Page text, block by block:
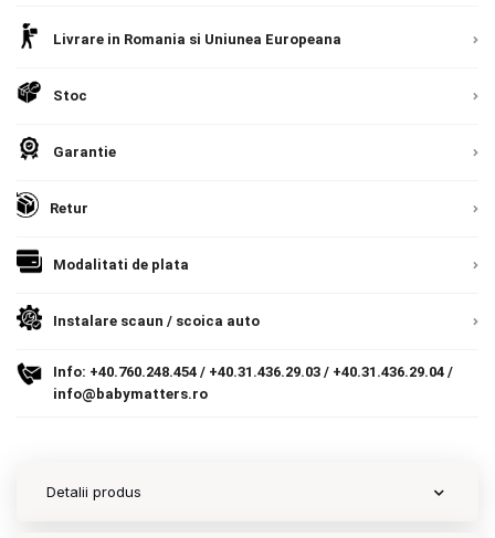
Livrare in Romania si Uniunea Europeana
Stoc
Garantie
Retur
Modalitati de plata
Instalare scaun / scoica auto
Info: +40.760.248.454 / +40.31.436.29.03 / +40.31.436.29.04 /
info@babymatters.ro
Detalii produs